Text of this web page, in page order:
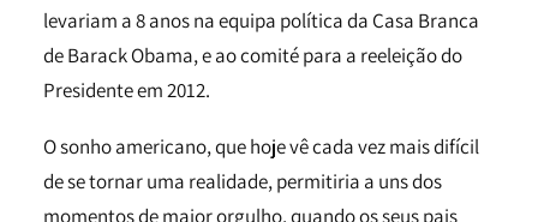
levariam a 8 anos na equipa política da Casa Branca
de Barack Obama, e ao comité para a reeleição do
Presidente em 2012.
O sonho americano, que hoje vê cada vez mais difícil
de se tornar uma realidade, permitiria a uns dos
momentos de maior orgulho, quando os seus pais